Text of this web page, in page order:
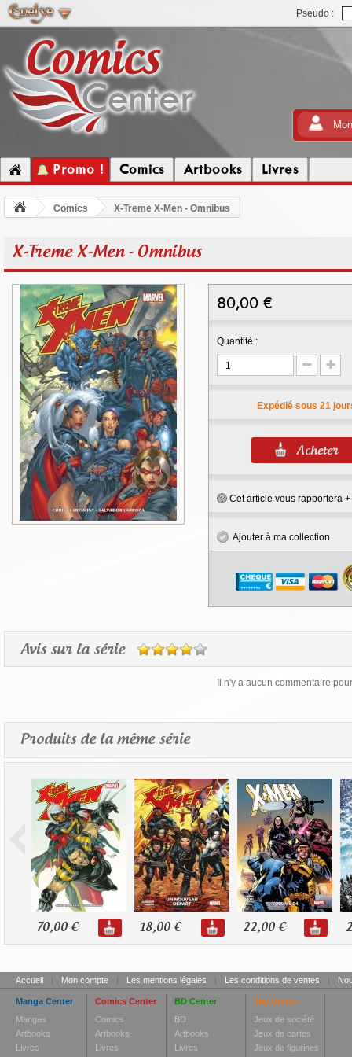
Pseudo :
Promo ! Comics Artbooks Livres
Comics X-Treme X-Men - Omnibus
X-Treme X-Men - Omnibus
80,00 €
Quantité :
Expédié sous 21
Cet article vous rapportera +
Ajouter à ma collection
Avis sur la série
Il n'y a aucun commentaire
Produits de la même série
70,00 € 18,00 € 22,00 €
Accueil | Mon compte | Les mentions légales | Les conditions de ventes |
Manga Center
Mangas
Artbooks
Livres
Comics Center
Comics
Artbooks
Livres
BD Center
BD
Artbooks
Livres
Toy Center
Jeux de société
Jeux de cartes
Jeux de figurines